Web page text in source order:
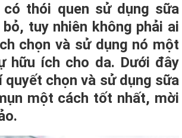
có thói quen sử dụng sữa
tuy nhiên không phải ai
chọn và sử dụng nó một
hữu ích cho da. Dưới đây
quyết chọn và sử dụng sữa
một cách tốt nhất, mời